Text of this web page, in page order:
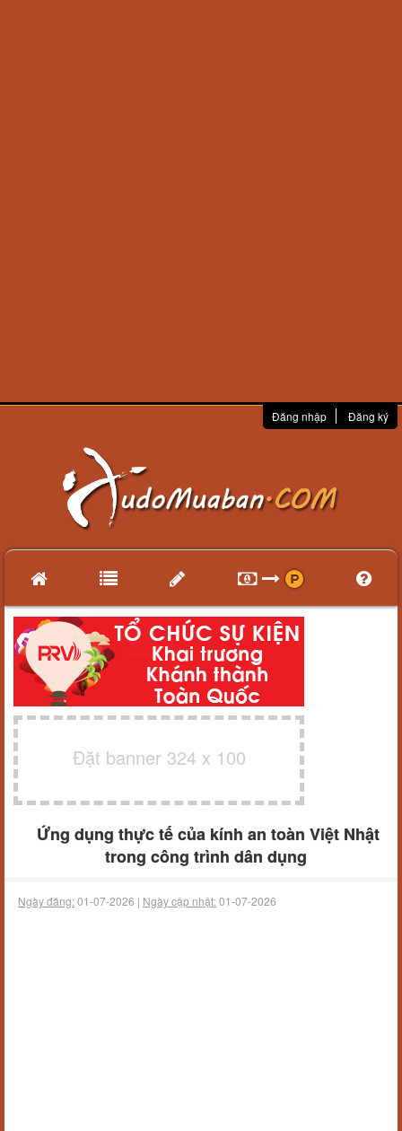
Đăng nhập Đăng ký
Đặt banner 324 x 100
Ứng dụng thực tế của kính an toàn Việt Nhật
trong công trình dân dụng
Ngày đăng:01-07-2026 | Ngày cập nhật:01-07-2026